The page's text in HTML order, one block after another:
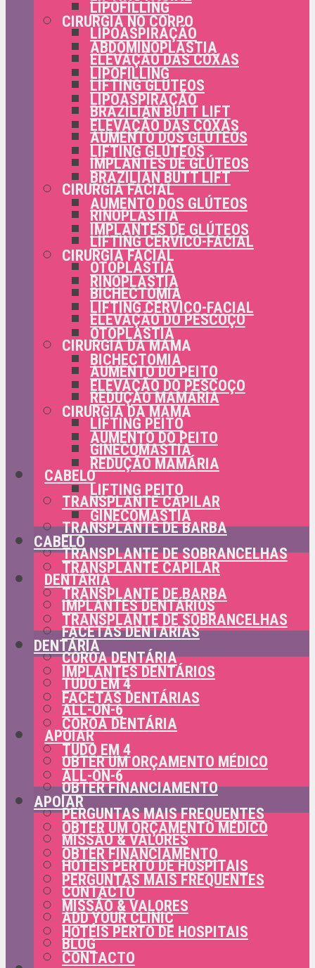
LIPOFILLING
LIPOASPIRAÇÃO
ELEVAÇÃO DAS COXAS
LIFTING GLÚTEOS
BRAZILIAN BUTT LIFT
AUMENTO DOS GLÚTEOS
IMPLANTES DE GLÚTEOS
CIRURGIA FACIAL
RINOPLASTIA
LIFTING CÉRVICO-FACIAL
OTOPLASTIA
BICHECTOMIA
ELEVAÇÃO DO PESCOÇO
CIRURGIA DA MAMA
AUMENTO DO PEITO
REDUÇÃO MAMÁRIA
LIFTING PEITO
GINECOMASTIA
CABELO
TRANSPLANTE CAPILAR
TRANSPLANTE DE BARBA
TRANSPLANTE DE SOBRANCELHAS
DENTÁRIA
IMPLANTES DENTÁRIOS
FACETAS DENTÁRIAS
COROA DENTÁRIA
TUDO EM 4
ALL-ON-6
APOIAR
OBTER UM ORÇAMENTO MÉDICO
OBTER FINANCIAMENTO
PERGUNTAS MAIS FREQUENTES
MISSÃO & VALORES
HOTÉIS PERTO DE HOSPITAIS
CONTACTO
ADD YOUR CLINIC
BLOG
CIRURGIA NO CORPO
ABDOMINOPLASTIA
LIPOFILLING
LIPOASPIRAÇÃO
ELEVAÇÃO DAS COXAS
LIFTING GLÚTEOS
BRAZILIAN BUTT LIFT
AUMENTO DOS GLÚTEOS
IMPLANTES DE GLÚTEOS
CIRURGIA FACIAL
RINOPLASTIA
LIFTING CÉRVICO-FACIAL
OTOPLASTIA
BICHECTOMIA
ELEVAÇÃO DO PESCOÇO
CIRURGIA DA MAMA
AUMENTO DO PEITO
REDUÇÃO MAMÁRIA
LIFTING PEITO
GINECOMASTIA
CABELO
TRANSPLANTE CAPILAR
TRANSPLANTE DE BARBA
TRANSPLANTE DE SOBRANCELHAS
DENTÁRIA
IMPLANTES DENTÁRIOS
FACETAS DENTÁRIAS
COROA DENTÁRIA
TUDO EM 4
ALL-ON-6
APOIAR
OBTER UM ORÇAMENTO MÉDICO
OBTER FINANCIAMENTO
PERGUNTAS MAIS FREQUENTES
MISSÃO & VALORES
HOTÉIS PERTO DE HOSPITAIS
CONTACTO